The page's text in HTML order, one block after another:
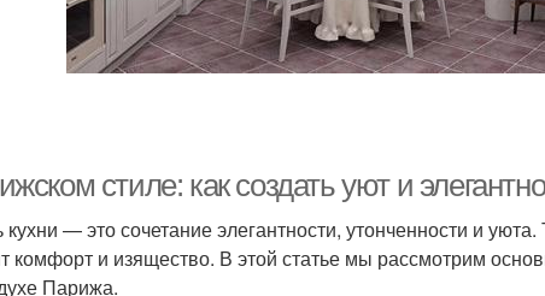
стиле: как создать уют и
— это сочетание элегантности, утонченности и
комфорт и изящество. В этой статье мы рассмотрим
Парижа.